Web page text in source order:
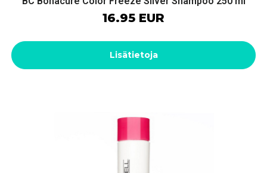
16.95 EUR
Lisätietoja